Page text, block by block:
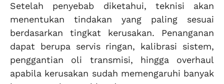
Setelah penyebab diketahui, teknisi akan
menentukan tindakan yang paling sesuai
berdasarkan tingkat kerusakan. Penanganan
dapat berupa servis ringan, kalibrasi sistem,
penggantian oli transmisi, hingga overhaul
apabila kerusakan sudah memengaruhi banyak